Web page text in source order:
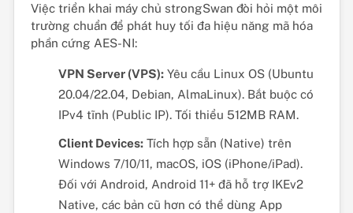
Việc triển khai máy chủ strongSwan đòi hỏi một môi
trường chuẩn để phát huy tối đa hiệu năng mã hóa
phần cứng AES-NI:
VPN Server (VPS):Yêu cầu Linux OS (Ubuntu
20.04/22.04, Debian, AlmaLinux). Bắt buộc có
IPv4 tĩnh (Public IP). Tối thiểu 512MB RAM.
Client Devices:Tích hợp sẵn (Native) trên
Windows 7/10/11, macOS, iOS (iPhone/iPad).
Đối với Android, Android 11+ đã hỗ trợ IKEv2
Native, các bản cũ hơn có thể dùng App